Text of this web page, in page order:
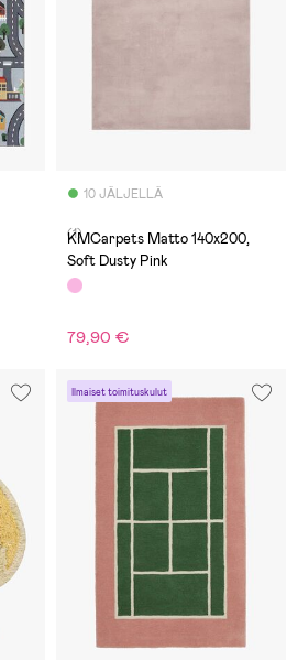
10 JÄLJELLÄ
(1)
KMCarpets Matto 140x200,
Soft Dusty Pink
79,90 €
Ilmaiset toimituskulut